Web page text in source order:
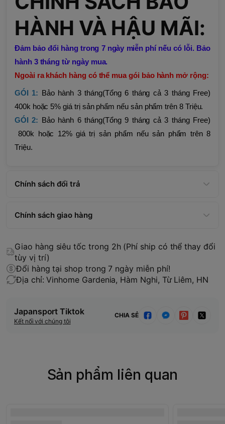
HÀNH VÀ HẬU MÃI:
Đảm bảo đổi hàng trong 7 ngày miễn phí nếu có lỗi. Bảo
hành 3 tháng từ ngày mua.
Ngoài ra khách hàng có thể mua gói bảo hành mở rộng:
GÓI 1: Bảo hành 3 tháng(Tổng 6 tháng cả 3 tháng Free)
400k hoặc 5% giá trị sản phẩm nếu sản phẩm trên 8 Triệu.
GÓI 2: Bảo hành 6 tháng(Tổng 9 tháng cả 3 tháng Free)
800k hoặc 12% giá trị sản phẩm nếu sản phẩm trên 8
Triệu.
Chính sách đổi trả
Chính sách giao hàng
Giao hàng siêu tốc trong 2h (Phí ship có thể thay đổi
tùy vị trí)
Đổi hàng tại shop trong 7 ngày miễn phí!
Địa chỉ: Vinhome Gardenia, Hàm Nghi, Từ Liêm, HN
Japansport Tiktok
Kết nối với chúng tôi
CHIA SẺ
Sản phẩm liên quan